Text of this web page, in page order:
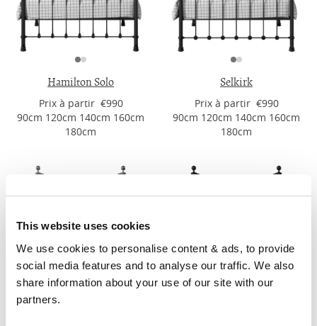
This website uses cookies
We use cookies to personalise content & ads, to provide
social media features and to analyse our traffic. We also
share information about your use of our site with our
partners.
Hamilton Solo
Prix ​​à partir €990
90cm 120cm 140cm 160cm
180cm
Selkirk
Prix ​​à partir €990
90cm 120cm 140cm 160cm
180cm